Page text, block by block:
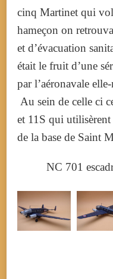
cinq Martinet qui
hameçon on
et d’évacuation
était le fruit d’une
par l’aéronavale
Au sein de celle ci
et 11S qui
de la base de Saint
NC 701